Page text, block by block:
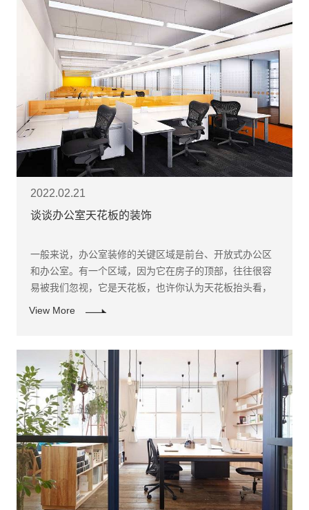
2022.02.21
谈谈办公室天花板的装饰
一般来说，办公室装修的关键区域是前台、开放式办公区
和办公室。有一个区域，因为它在房子的顶部，往往很容
易被我们忽视，它是天花板，也许你认为天花板抬头看，
View More